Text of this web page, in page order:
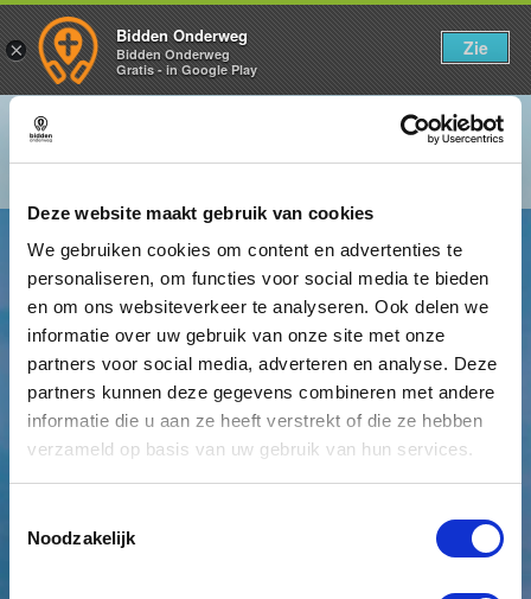
Deze website maakt gebruik van cookies
We gebruiken cookies om content en advertenties te
personaliseren, om functies voor social media te bieden
en om ons websiteverkeer te analyseren. Ook delen we
informatie over uw gebruik van onze site met onze
partners voor social media, adverteren en analyse. Deze
partners kunnen deze gegevens combineren met andere
informatie die u aan ze heeft verstrekt of die ze hebben
verzameld op basis van uw gebruik van hun services.
Noodzakelijk
Zondag 9 november
×
Bidden Onderweg
Bidden Onderweg
Gratis - in Google Play
Zie